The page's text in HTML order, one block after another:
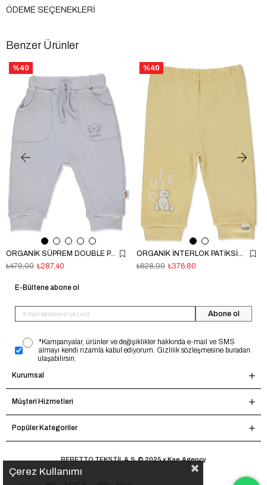
ÖDEME SEÇENEKLERI
Benzer Ürünler
ORGANİK SÜPREM DOUBLE PATİKSİZ PANTOLON (ORGANIC STARS AND KOALAS) GRİ
₺287,40
₺479,00
%40
ORGANİK İNTERLOK PATİKSİZ PANTOLON (ORGANIC FUN MOMENT) SARI
₺376,80
₺628,00
%40
E-Bültene abone ol
Abone ol
*Kampanyalar, ürünler ve değişiklikler hakkında e-mail ve SMS
almayı kendi rızamla kabul ediyorum. Gizlilik sözleşmesine buradan
ulaşabilirsin.
Kurumsal
Müşteri Hizmetleri
Popüler Kategoriler
BEBETTO TEKSTİL A.Ş. © 2025 x Kae.Agency
Çerez Kullanımı